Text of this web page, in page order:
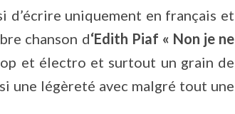
d’écrire uniquement en français et
chanson d‘Edith Piaf « Non je ne
et électro et surtout un grain de
une légèreté avec malgré tout une